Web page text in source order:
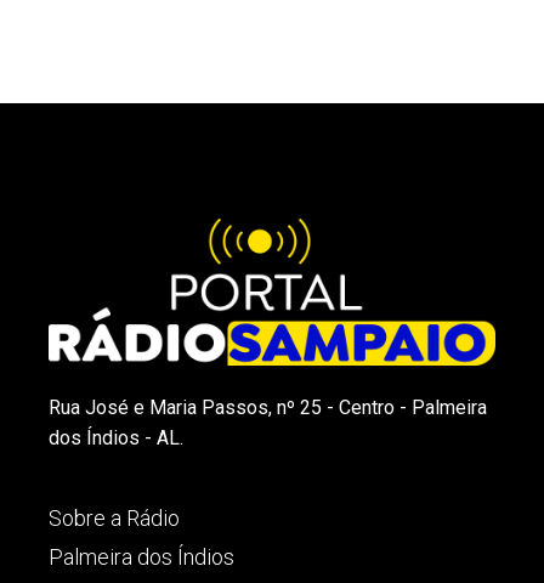
Rua José e Maria Passos, nº 25 - Centro - Palmeira
dos Índios - AL.
Sobre a Rádio
Palmeira dos Índios